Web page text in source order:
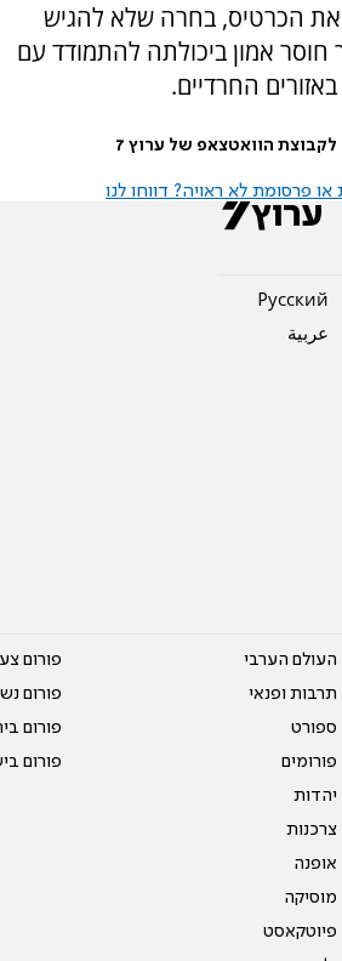
את הכרטיס, בחרה שלא להגיש
אמון ביכולתה להתמודד עם
החרדיים.
הוואטצאפ של ערוץ 7
פרסומת לא ראויה? דווחו לנו
Pусский
عربية
העולם הערבי
תרבות ופנאי
ספורט
פורומים
יהדות
צרכנות
אופנה
מוסיקה
פיוטקאסט
פורום
פורום
פורום
פורום